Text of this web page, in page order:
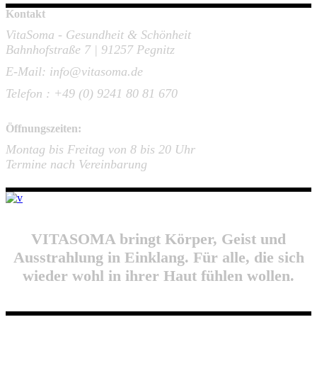
Kontakt
VitaSoma - Gesundheit & Schönheit
Bahnhofstraße 7 | 91257 Pegnitz
E-Mail: info@vitasoma.de
Telefon : +49 (0) 9241 80 81 670
Öffnungszeiten:
Montag bis Freitag von 8 bis 20 Uhr
Termine nach Vereinbarung
VITASOMA bringt Körper, Geist und
Ausstrahlung in Einklang. Für alle, die sich
wieder wohl in ihrer Haut fühlen wollen.